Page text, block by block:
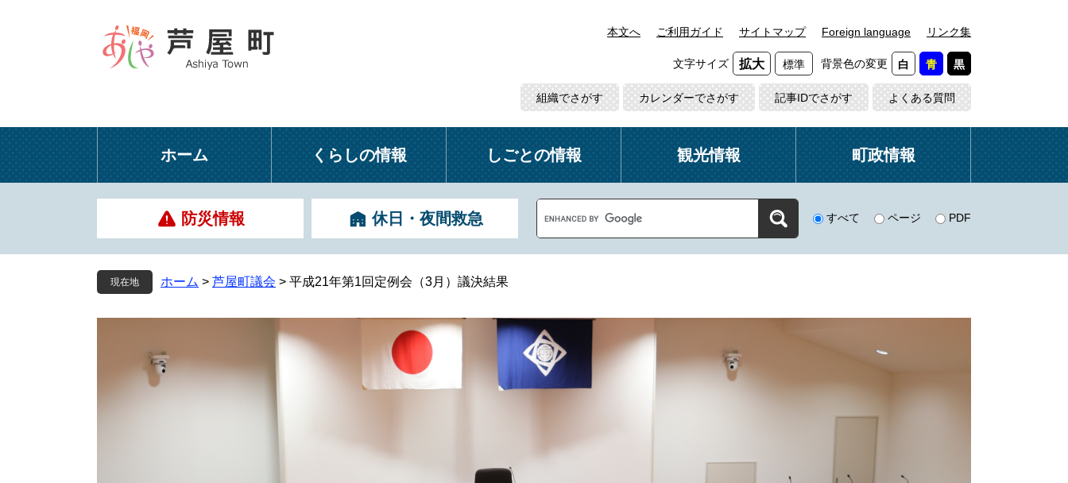
本
本文へ ご利用ガイド サイトマップ Foreign language リンク集
文字サイズ 拡大 標準 背景色の変更 白 青 黒
組織でさがす カレンダーでさがす 記事IDでさがす よくある質問
ホーム くらしの情報 しごとの情報 観光情報 町政情報
防災情報 休日・夜間救急
o
g
タ
ム
検
索
すべて ページ PDF
現在地 ホーム > 芦屋町議会 > 平成21年第1回定例会（3月）議決結果